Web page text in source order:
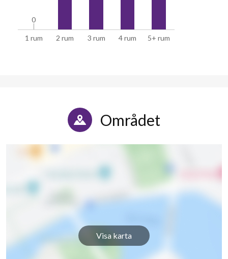
1 rum 2 rum 3 rum 4 rum 5+ rum
0
0
Området
Visa karta